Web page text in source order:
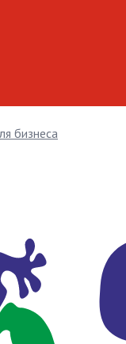
бизнеса